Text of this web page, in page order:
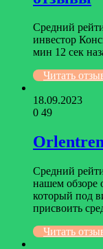
Средний
инвестор
мин 12 сек
Читать
18.09.2023
0 49
Средний
нашем обзоре
который под
присвоить
Читать